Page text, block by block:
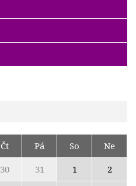
Čt Pá So
Ne
30 31 1
2